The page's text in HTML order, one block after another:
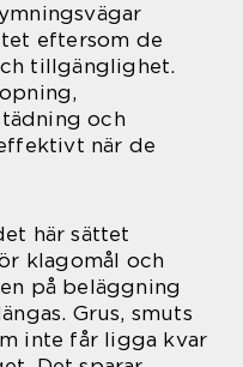
eftersom de
tillgänglighet.
och
när de
här sättet
klagomål och
på beläggning
Grus, smuts
inte får ligga kvar